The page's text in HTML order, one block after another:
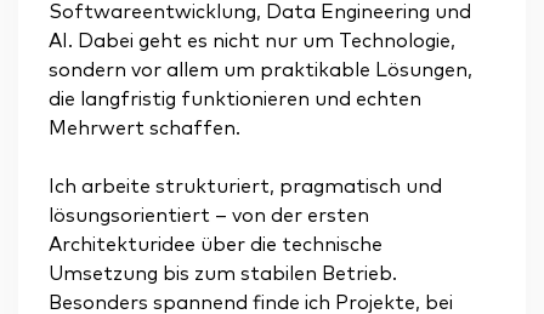
Softwareentwicklung, Data Engineering und
AI. Dabei geht es nicht nur um Technologie,
sondern vor allem um praktikable Lösungen,
die langfristig funktionieren und echten
Mehrwert schaffen.
Ich arbeite strukturiert, pragmatisch und
lösungsorientiert – von der ersten
Architekturidee über die technische
Umsetzung bis zum stabilen Betrieb.
Besonders spannend finde ich Projekte, bei